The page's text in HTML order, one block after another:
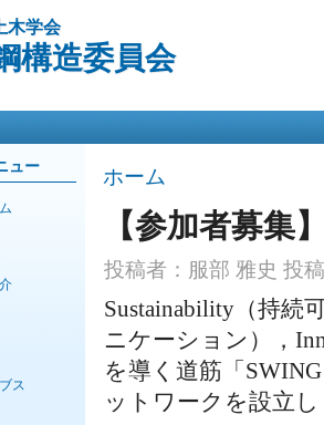
木学会
構造委員会
ュー
ス
現在地
ホーム
【参加者募集
投稿者： 服部 雅史 投
Sustainability（持続
ニケーション），
を導く道筋「
ットワークを設立